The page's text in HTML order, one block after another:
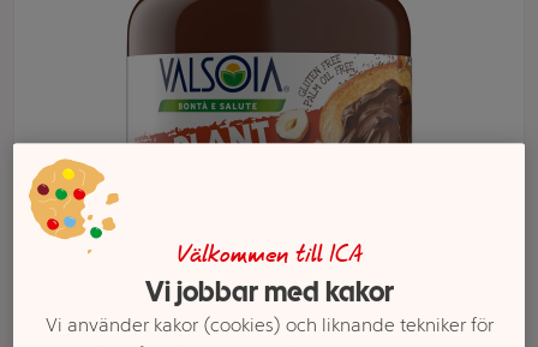
Välkommen till ICA
Vi jobbar med kakor
Vi använder kakor (cookies) och liknande tekniker för